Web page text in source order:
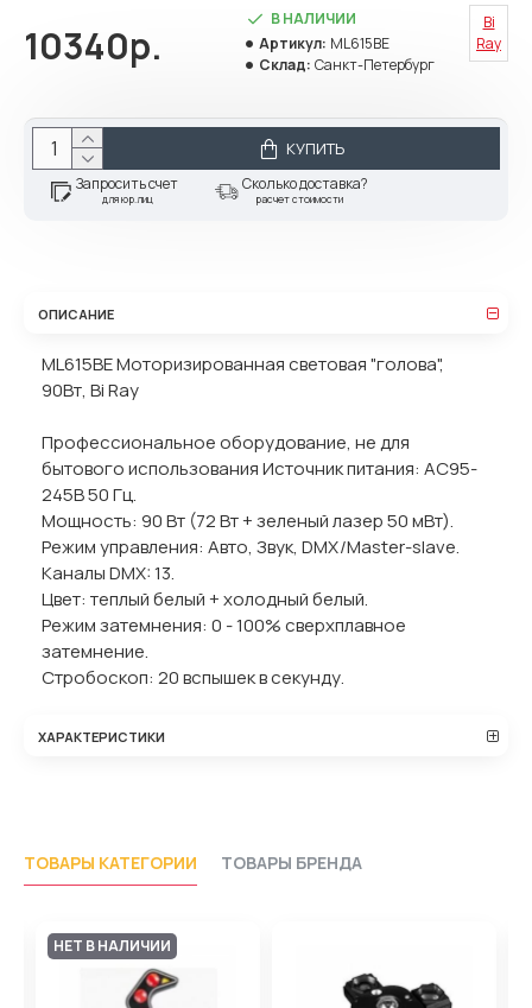
10340р.
В НАЛИЧИИ
Артикул: ML615BE
Склад: Санкт-Петербург
Bi
Ray
КУПИТЬ
Запросить счет
для юр.лиц
Сколько доставка?
расчет стоимости
ОПИСАНИЕ
ML615BE Моторизированная световая "голова",
90Вт, Bi Ray
Профессиональное оборудование, не для
бытового использования Источник питания: AC95-
245В 50 Гц.
Мощность: 90 Вт (72 Вт + зеленый лазер 50 мВт).
Режим управления: Авто, Звук, DMX/Master-slave.
Каналы DMX: 13.
Цвет: теплый белый + холодный белый.
Режим затемнения: 0 - 100% сверхплавное
затемнение.
Стробоскоп: 20 вспышек в секунду.
ХАРАКТЕРИСТИКИ
ТОВАРЫ КАТЕГОРИИ ТОВАРЫ БРЕНДА
НЕТ В НАЛИЧИИ